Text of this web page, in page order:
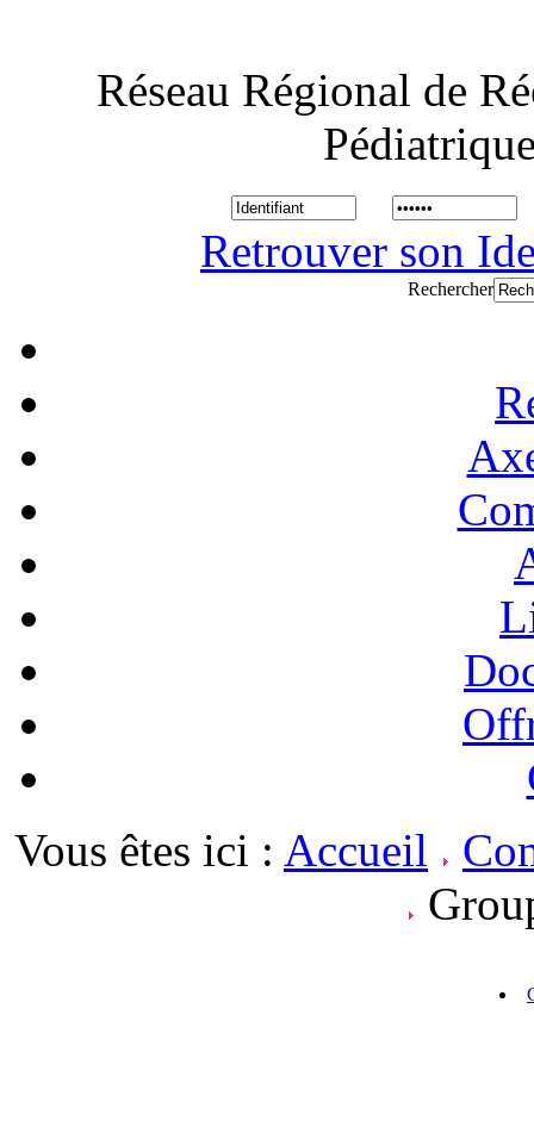
Réseau Régional de
Retrouver son
Rechercher
Vous êtes ici : Accueil